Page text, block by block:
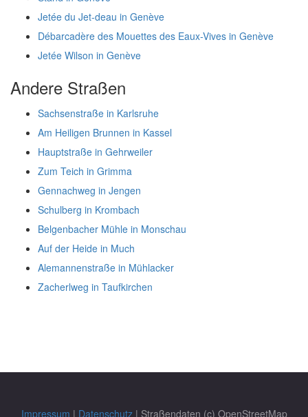
Jetée du Jet-deau in Genève
Débarcadère des Mouettes des Eaux-Vives in Genève
Jetée Wilson in Genève
Andere Straßen
Sachsenstraße in Karlsruhe
Am Heiligen Brunnen in Kassel
Hauptstraße in Gehrweiler
Zum Teich in Grimma
Gennachweg in Jengen
Schulberg in Krombach
Belgenbacher Mühle in Monschau
Auf der Heide in Much
Alemannenstraße in Mühlacker
Zacherlweg in Taufkirchen
Impressum | Datenschutz| Straßendaten (c) OpenStreetMap